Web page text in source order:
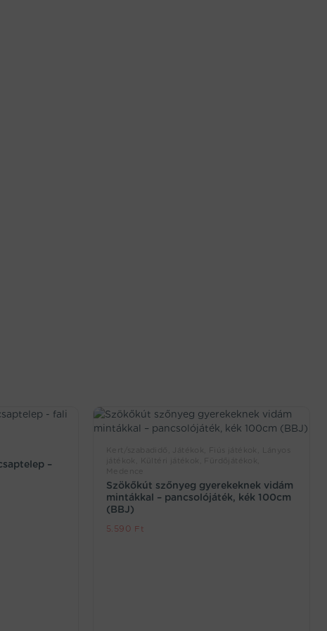
–
Szökőkút szőnyeg gyerekeknek vidám
mintákkal – pancsolójáték, kék 100cm
(BBJ)
5.590 Ft